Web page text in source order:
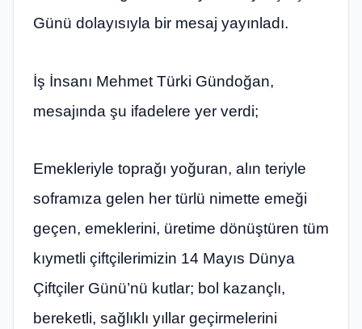
Günü dolayısıyla bir mesaj yayınladı.
İş İnsanı Mehmet Türki Gündoğan,
mesajında şu ifadelere yer verdi;
Emekleriyle toprağı yoğuran, alın teriyle
soframıza gelen her türlü nimette emeği
geçen, emeklerini, üretime dönüştüren tüm
kıymetli çiftçilerimizin 14 Mayıs Dünya
Çiftçiler Günü’nü kutlar; bol kazançlı,
bereketli, sağlıklı yıllar geçirmelerini